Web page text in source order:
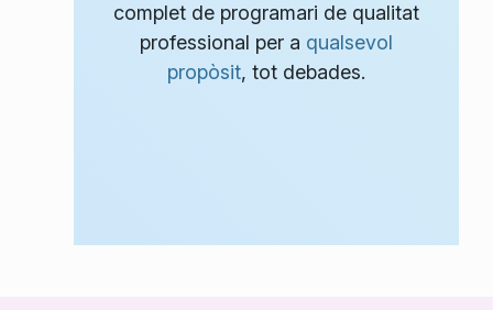
complet de programari de qualitat
professional per a qualsevol
propòsit, tot debades.